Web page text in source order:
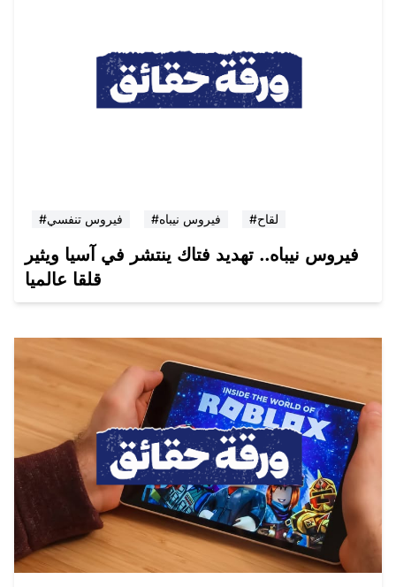
#فيروس تنفسي #فيروس نيباه #لقاح
فيروس نيباه.. تهديد فتاك ينتشر في آسيا ويثير
قلقا عالميا